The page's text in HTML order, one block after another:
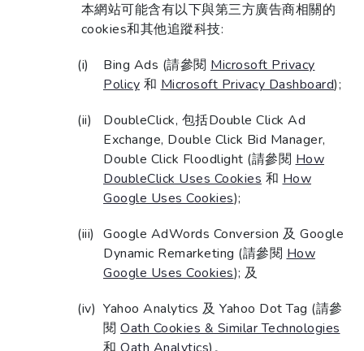
本網站可能含有以下與第三方廣告商相關的
cookies和其他追蹤科技:
Bing Ads (請參閱 Microsoft Privacy
Policy 和 Microsoft Privacy Dashboard);
DoubleClick, 包括Double Click Ad
Exchange, Double Click Bid Manager,
Double Click Floodlight (請參閱 How
DoubleClick Uses Cookies 和 How
Google Uses Cookies);
Google AdWords Conversion 及 Google
Dynamic Remarketing (請參閱 How
Google Uses Cookies); 及
Yahoo Analytics 及 Yahoo Dot Tag (請參
閱 Oath Cookies & Similar Technologies